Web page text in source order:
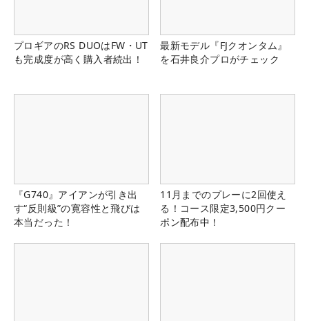
プロギアのRS DUOはFW・UT
も完成度が高く購入者続出！
最新モデル『FJクオンタム』
を石井良介プロがチェック
『G740』アイアンが引き出
す“反則級”の寛容性と飛びは
本当だった！
11月までのプレーに2回使え
る！コース限定3,500円クー
ポン配布中！